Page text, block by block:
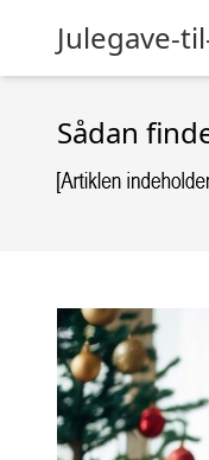
Julegave-
Sådan